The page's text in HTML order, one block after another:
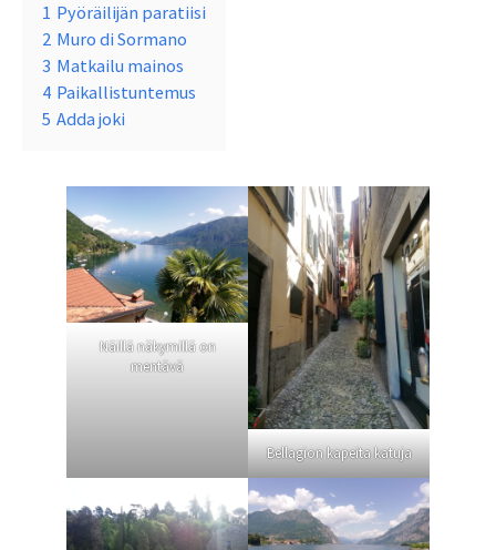
1 Pyöräilijän paratiisi
2 Muro di Sormano
3 Matkailu mainos
4 Paikallistuntemus
5 Adda joki
Näillä näkymillä on
mentävä
Bellagion kapeita katuja